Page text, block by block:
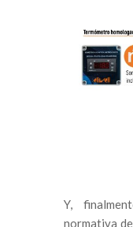
Y,
normativa